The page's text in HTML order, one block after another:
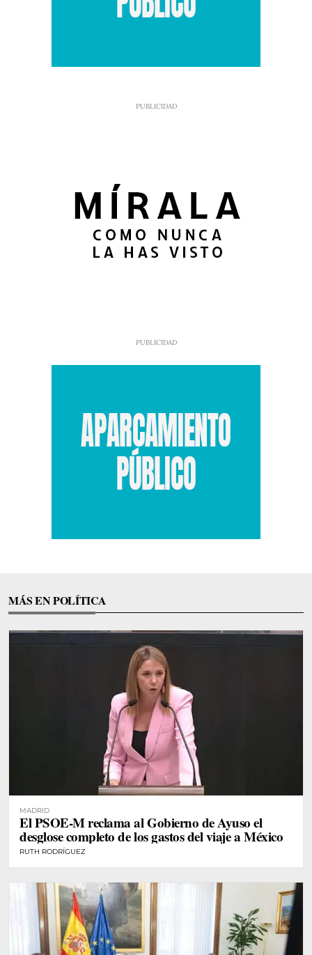
MÁS EN POLÍTICA
MADRID
El PSOE-M reclama al Gobierno de Ayuso el
desglose completo de los gastos del viaje a México
RUTH RODRÍGUEZ